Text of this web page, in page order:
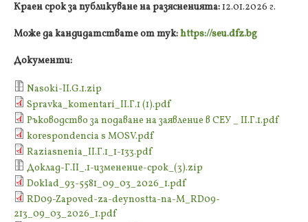
Краен срок за публикуване на разясненията:12.01.2026 г.
Може да кандидатствате от тук:https://seu.dfz.bg
Документи:
Nasoki-ІІ.G.1.zip
Spravka_komentari_II.Г.1 (1).pdf
Ръководство за подаване на заявление в СЕУ _ II.Г.1.pdf
korespondencia s MOSV.pdf
Raziasnenia_ІІ.Г.1_1-133.pdf
Доклад-Г.II_.1-изменение-срок_(3).zip
Doklad_93-5581_09_03_2026_1.pdf
RD09-Zapoved-za-deynostta-na-M_RD09-
213_09_03_2026_1.pdf